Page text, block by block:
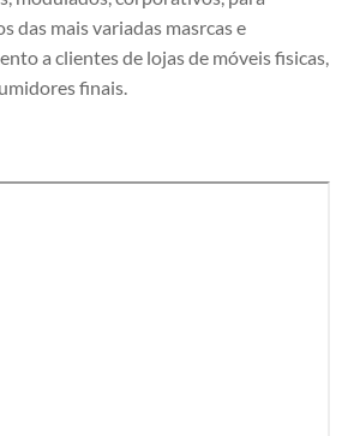
das mais variadas masrcas e
a clientes de lojas de móveis fisicas,
finais.